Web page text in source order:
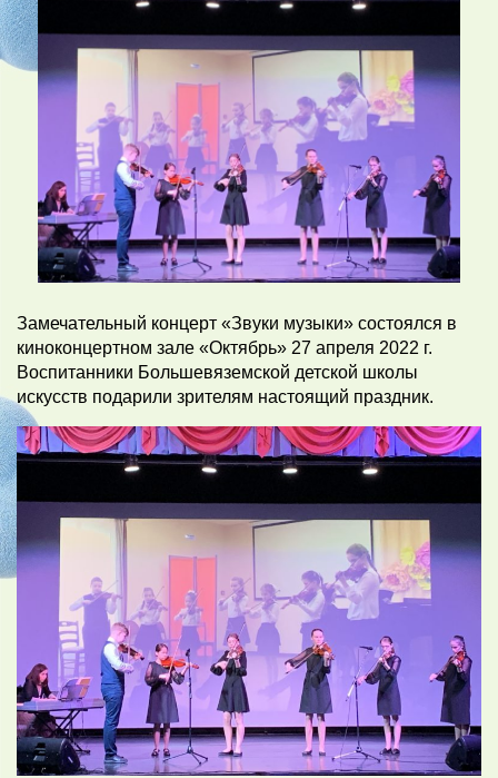
Замечательный концерт «Звуки музыки» состоялся в
киноконцертном зале «Октябрь» 27 апреля 2022 г.
Воспитанники Большевяземской детской школы
искусств подарили зрителям настоящий праздник.